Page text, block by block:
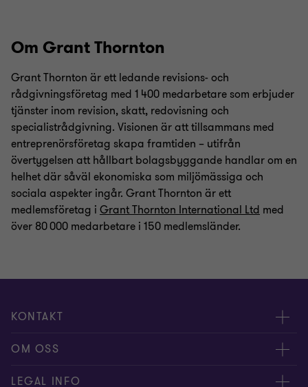
Om Grant Thornton
Grant Thornton är ett ledande revisions- och
rådgivningsföretag med 1 400 medarbetare som erbjuder
tjänster inom revision, skatt, redovisning och
specialistrådgivning. Visionen är att tillsammans med
entreprenörsföretag skapa framtiden – utifrån
övertygelsen att hållbart bolagsbyggande handlar om en
helhet där såväl ekonomiska som miljömässiga och
sociala aspekter ingår. Grant Thornton är ett
medlemsföretag i Grant Thornton International Ltd med
över 80 000 medarbetare i 150 medlemsländer.
KONTAKT
Kontakta oss
Våra experter
OM OSS
Om Grant Thornton
LEGAL INFO